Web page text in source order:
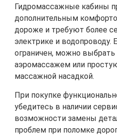
Гидромассажные кабины
дополнительным
дороже и требуют более
электрике и водопроводу.
ограничен, можно выбрать
аэромассажем или
массажной насадкой.
При покупке
убедитесь в наличии
возможности замены
проблем при поломке